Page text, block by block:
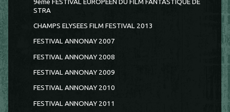
9ème FESTIVAL EUROPEEN DU FILM FANTASTIQUE DE
STRA
CHAMPS ELYSEES FILM FESTIVAL 2013
FESTIVAL ANNONAY 2007
FESTIVAL ANNONAY 2008
FESTIVAL ANNONAY 2009
FESTIVAL ANNONAY 2010
FESTIVAL ANNONAY 2011